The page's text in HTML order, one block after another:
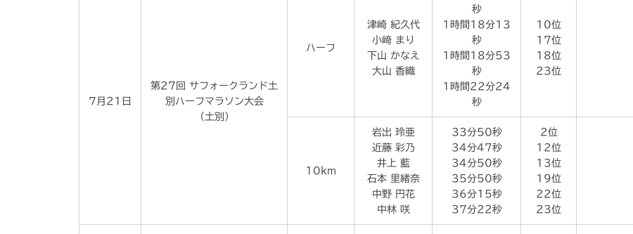
7月21日
第27回 サフォークランド土
別ハーフマラソン大会
（土別）
ハーフ
津崎 紀久代
小﨑 まり
下山 かなえ
大山 香織
秒
1時間18分13
秒
1時間18分53
秒
1時間22分24
秒
10位
17位
18位
23位
10km
岩出 玲亜
近藤 彩乃
井上 藍
石本 里緒奈
中野 円花
中林 咲
33分50秒
34分47秒
34分50秒
35分50秒
36分15秒
37分22秒
2位
12位
13位
19位
22位
23位